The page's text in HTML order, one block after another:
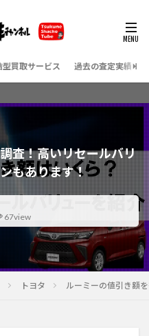
買取サービス 過去の査定実績（
査！高いリセールバリ
もあります！
67view
トヨタ ルーミーの値引き額